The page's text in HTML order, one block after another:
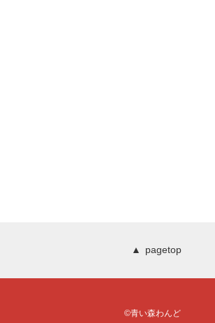
pagetop
©️青い森わんど